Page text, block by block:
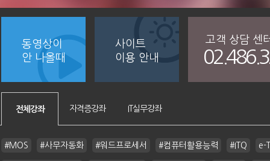
동영상이
안 나올때
사이트
이용 안내
고객 상담 센
전체강좌 자격증강좌 IT실무강좌
#MOS #사무자동화 #워드프로세서 #컴퓨터활용능력 #ITQ e-